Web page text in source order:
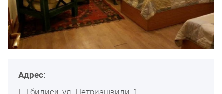
Адрес:
Г. Тбилиси, ул. Петриашвили, 1.